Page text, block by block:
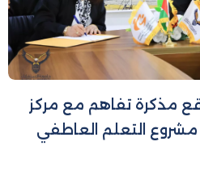
مذكرة تفاهم مع مركز
مشروع التعلم العاطفي